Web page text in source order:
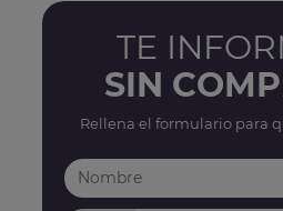
TE
SIN
Rellena el formulario para